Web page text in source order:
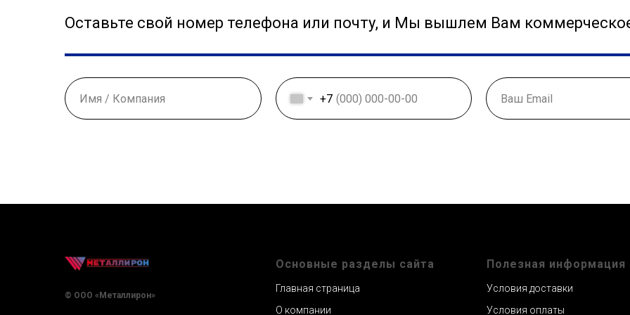
Оставьте свой номер телефона или почту, и Мы вышлем Вам
+7
© ООО «Металлирон»
Основные разделы сайта
Главная страница
О компании
Полезная информация
Условия доставки
Условия оплаты